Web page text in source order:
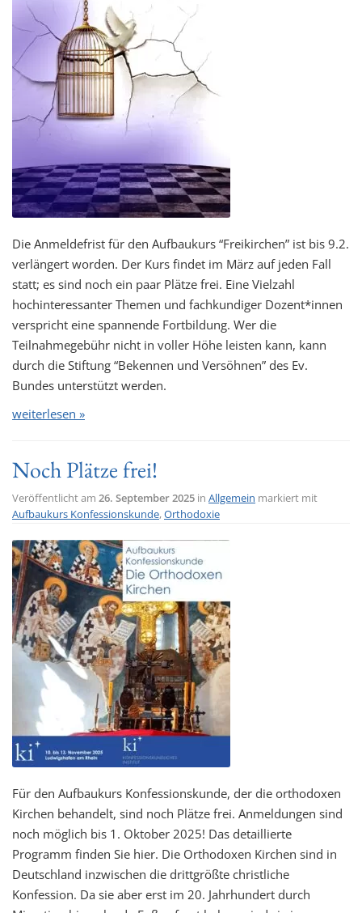
Die Anmeldefrist für den Aufbaukurs “Freikirchen” ist bis 9.2.
verlängert worden. Der Kurs findet im März auf jeden Fall
statt; es sind noch ein paar Plätze frei. Eine Vielzahl
hochinteressanter Themen und fachkundiger Dozent*innen
verspricht eine spannende Fortbildung. Wer die
Teilnahmegebühr nicht in voller Höhe leisten kann, kann
durch die Stiftung “Bekennen und Versöhnen” des Ev.
Bundes unterstützt werden.
weiterlesen »
Noch Plätze frei!
Veröffentlicht am 26. September 2025 in Allgemein markiert mit
Aufbaukurs Konfessionskunde,Orthodoxie
Für den Aufbaukurs Konfessionskunde, der die orthodoxen
Kirchen behandelt, sind noch Plätze frei. Anmeldungen sind
noch möglich bis 1. Oktober 2025! Das detaillierte
Programm finden Sie hier. Die Orthodoxen Kirchen sind in
Deutschland inzwischen die drittgrößte christliche
Konfession. Da sie aber erst im 20. Jahrhundert durch